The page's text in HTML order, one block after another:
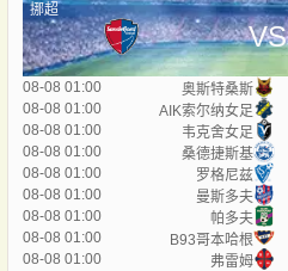
挪超
VS
08-08 01:00 奥斯特桑斯
08-08 01:00
AIK索尔纳女足
08-08 01:00
韦克舍女足
08-08 01:00
桑德捷斯基
08-08 01:00
罗格尼兹
08-08 01:00
曼斯多夫
08-08 01:00
帕多夫
08-08 01:00
B93哥本哈根
08-08 01:00
弗雷姆